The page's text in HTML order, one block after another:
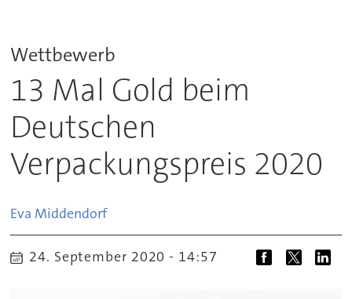
Wettbewerb
13 Mal Gold beim
Deutschen
Verpackungspreis 2020
Eva Middendorf
24. September 2020 - 14:57